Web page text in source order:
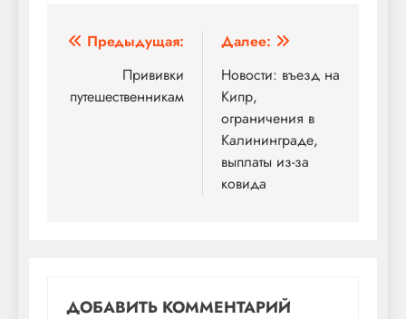
Навигация
записям
Предыдущая:
Прививки
путешественникам
Далее:
Новости: въезд на
Кипр,
ограничения в
Калининграде,
выплаты из-за
ковида
ДОБАВИТЬ КОММЕНТАРИЙ